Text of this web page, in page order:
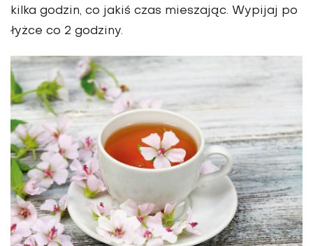
kilka godzin, co jakiś czas mieszając. Wypijaj po
łyżce co 2 godziny.